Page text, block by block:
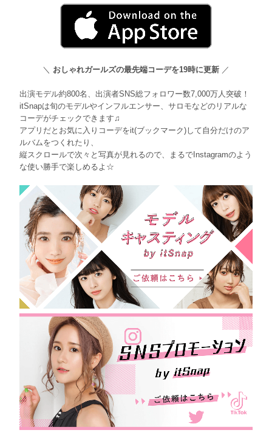
＼ おしゃれガールズの最先端コーデを19時に更新 ／
出演モデル約800名、出演者SNS総フォロワー数7,000万人突破！
itSnapは旬のモデルやインフルエンサー、サロモなどのリアルな
コーデがチェックできます♫
アプリだとお気に入りコーデをit(ブックマーク)して自分だけのア
ルバムをつくれたり、
縦スクロールで次々と写真が見れるので、まるでInstagramのよう
な使い勝手で楽しめるよ☆